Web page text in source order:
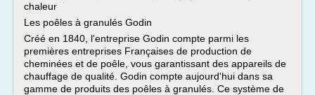
chaleur
Les poêles à granulés Godin
Créé en 1840, l'entreprise Godin compte parmi les
premières entreprises Françaises de production de
cheminées et de poêle, vous garantissant des appareils de
chauffage de qualité. Godin compte aujourd'hui dans sa
gamme de produits des poêles à granulés. Ce système de